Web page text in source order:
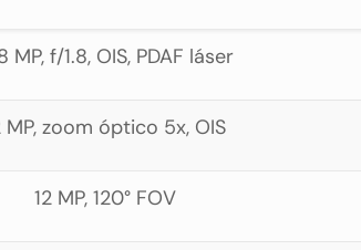
MP, f/1.8, OIS, PDAF láser
MP, zoom óptico 5x, OIS
12 MP, 120° FOV